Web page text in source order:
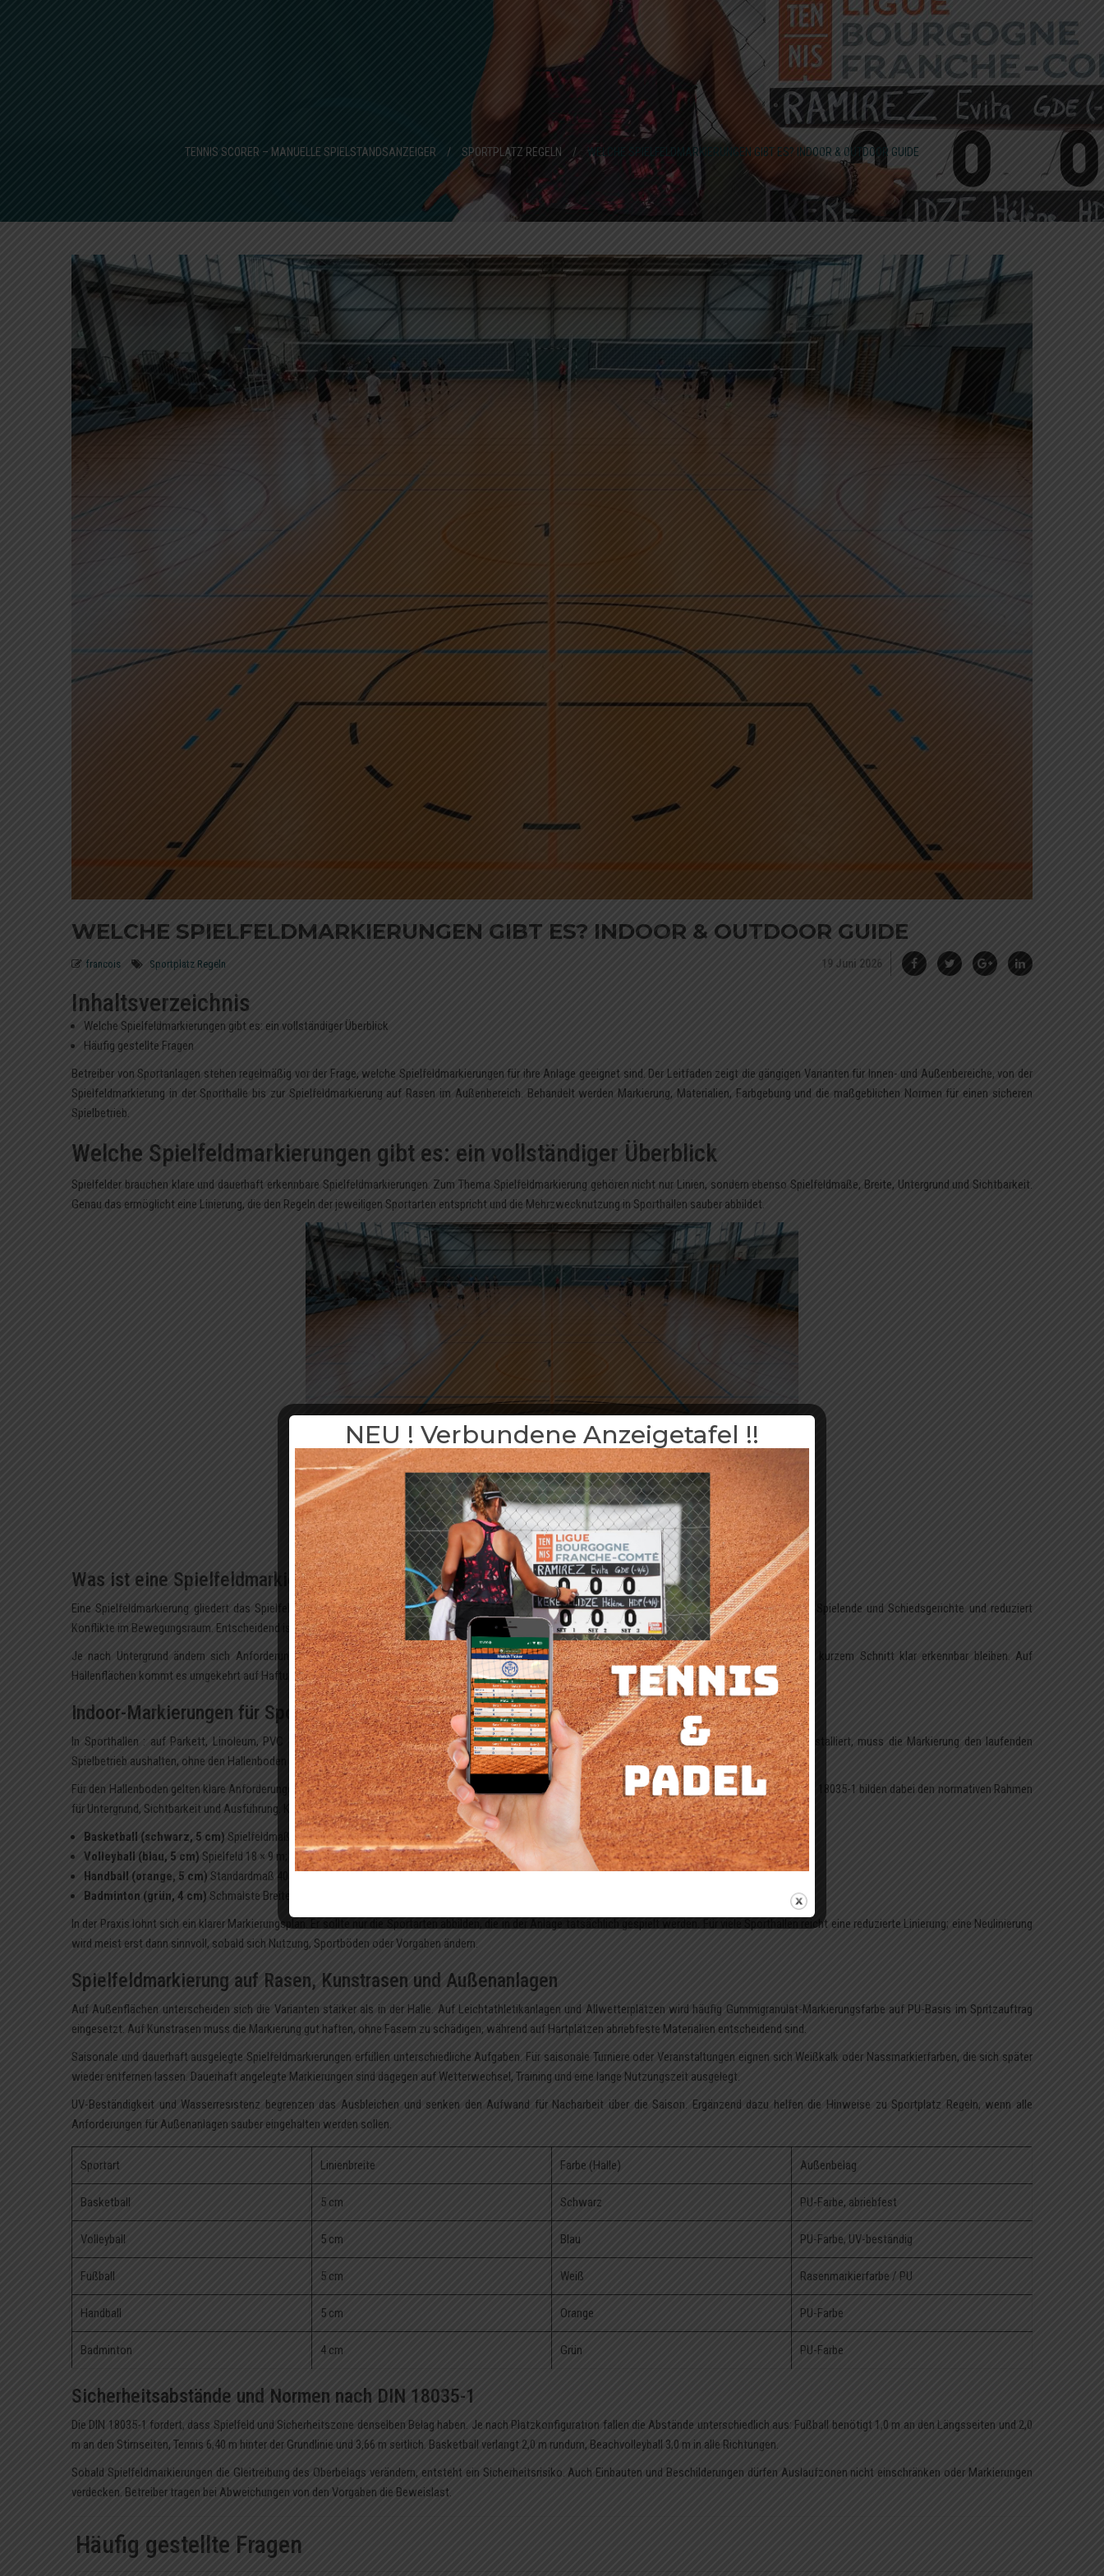
TENNIS SCORER – MANUELLE SPIELSTANDSANZEIGER / SPORTPLATZ REGELN / WELCHE SPIELFELDMARKIERUNGEN GIBT ES? INDOOR & OUTDOOR GUIDE
WELCHE SPIELFELDMARKIERUNGEN GIBT ES? INDOOR & OUTDOOR GUIDE
francois Sportplatz Regeln 19 Juni 2026
Inhaltsverzeichnis
Welche Spielfeldmarkierungen gibt es: ein vollständiger Überblick
Häufig gestellte Fragen
Betreiber von Sportanlagen stehen regelmäßig vor der Frage, welche Spielfeldmarkierungen für ihre Anlage geeignet sind. Der Leitfaden zeigt die gängigen Varianten für Innen- und Außenbereiche, von der
Spielfeldmarkierung in der Sporthalle bis zur Spielfeldmarkierung auf Rasen im Außenbereich. Behandelt werden Markierung, Materialien, Farbgebung und die maßgeblichen Normen für einen sicheren
Spielbetrieb.
Welche Spielfeldmarkierungen gibt es: ein vollständiger Überblick
Spielfelder brauchen klare und dauerhaft erkennbare Spielfeldmarkierungen. Zum Thema Spielfeldmarkierung gehören nicht nur Linien, sondern ebenso Spielfeldmaße, Breite, Untergrund und Sichtbarkeit.
Genau das ermöglicht eine Linierung, die den Regeln der jeweiligen Sportarten entspricht und die Mehrzwecknutzung in Sporthallen sauber abbildet.
Was ist eine Spielfeldmarkierung und welche Funktion hat sie?
Eine Spielfeldmarkierung gliedert das Spielfeld mit Linien, Kreisen und Punkten nach festen Vorgaben. Sie begrenzt Spielfelder, schafft Orientierung für Spielende und Schiedsgerichte und reduziert
Konflikte im Bewegungsraum. Entscheidend ist hier die Mittellinie, weil sie in vielen Sportarten das zentrale Bezugselement bildet.
Je nach Untergrund ändern sich Anforderungen und Materialien deutlich. Auf Rasen muss die Spielfeldmarkierung rasenverträglich sein und auch bei kurzem Schnitt klar erkennbar bleiben. Auf
Hallenflächen kommt es umgekehrt auf Haftung, Abriebfestigkeit und eine dauerhaft stabile Sichtbarkeit an.
Indoor-Markierungen für Sporthallen und Turnhallen
In Sporthallen : auf Parkett, Linoleum, PVC oder PUR-Belag : werden meist Zweikomponenten-Spezialfarben auf Polyuretanbasis eingesetzt. Einmal installiert, muss die Markierung den laufenden
Spielbetrieb aushalten, ohne den Hallenboden oder Sporthallenboden in seinen Eigenschaften zu verändern.
Für den Hallenboden gelten klare Anforderungen: trocken, staubfrei, fettfrei und ohne Rückstände von Wachs oder Pflegemitteln. Die DIN 18032-1 und die DIN 18035-1 bilden dabei den normativen Rahmen
für Untergrund, Sichtbarkeit und Ausführung. Konkret bedeutet das, dass Spielfeldmarkierungen weder rutschige noch stumpfe Zonen erzeugen dürfen.
Basketball (schwarz, 5 cm) Spielfeldmaße 28 × 15 m; Linienbreite 5 cm; Unterteilung in Backcourt und Frontcourt nach offiziellen Regeln.
Volleyball (blau, 5 cm) Spielfeld 18 × 9 m; Gesamtspielfläche mit Sicherheitszonen mindestens 25 × 15 m; Linienbreite 5 cm in Weiß oder Blau.
Handball (orange, 5 cm) Standardmaß 40 × 20 m; im professionellen Spielbetrieb auf Bundesliga-Ebene darf nur das Handballfeld sichtbar sein.
Badminton (grün, 4 cm) Schmalste Breite im Hallenbereich; eigene Farbgebung erleichtert die Mehrzwecknutzung in Sporthallen.
In der Praxis lohnt sich ein klarer Markierungsplan. Er sollte nur die Sportarten abbilden, die in der Anlage tatsächlich gespielt werden. Für viele Sporthallen reicht eine reduzierte Linierung; eine Neulinierung
wird meist erst dann sinnvoll, sobald sich Nutzung, Sportböden oder Vorgaben ändern.
Spielfeldmarkierung auf Rasen, Kunstrasen und Außenanlagen
Auf Außenflächen unterscheiden sich die Varianten stärker als in der Halle. Auf Leichtathletikanlagen und Allwetterplätzen wird häufig Gummigranulat-Markierungsfarbe auf PU-Basis im Spritzauftrag
eingesetzt. Auf Kunstrasen muss die Markierung gut haften, ohne Fasern zu schädigen, während auf Hartplätzen abriebfeste Materialien entscheidend sind.
Saisonale und dauerhaft ausgelegte Spielfeldmarkierungen erfüllen unterschiedliche Aufgaben. Für saisonale Turniere oder Veranstaltungen eignen sich Weißkalk oder Nassmarkierfarben, die sich später
wieder entfernen lassen. Dauerhaft angelegte Markierungen sind dagegen auf Wetterwechsel, Training und eine lange Nutzungszeit ausgelegt.
UV-Beständigkeit und Wasserresistenz begrenzen das Ausbleichen und senken den Aufwand für Nacharbeit über die Saison. Ergänzend dazu helfen die Hinweise zu Sportplatz Regeln, wenn alle
Anforderungen für Außenanlagen sauber eingehalten werden sollen.
Sportart Linienbreite Farbe (Halle) Außenbelag
Basketball 5 cm Schwarz PU-Farbe, abriebfest
Volleyball 5 cm Blau PU-Farbe, UV-beständig
Fußball 5 cm Weiß Rasenmarkierfarbe / PU
Handball 5 cm Orange PU-Farbe
Badminton 4 cm Grün PU-Farbe
Sicherheitsabstände und Normen nach DIN 18035-1
Die DIN 18035-1 fordert, dass Spielfeld und Sicherheitszone denselben Belag haben. Je nach Platzkonfiguration fallen die Abstände unterschiedlich aus: Fußball benötigt 1,0 m an den Längsseiten und 2,0
m an den Stirnseiten, Tennis 6,40 m hinter der Grundlinie und 3,66 m seitlich. Basketball verlangt 2,0 m rundum, Beachvolleyball 3,0 m in alle Richtungen.
Sobald Spielfeldmarkierungen die Gleitreibung des Oberbelags verändern, entsteht ein Sicherheitsrisiko. Auch Einbauten und Beschilderungen dürfen Auslaufzonen nicht einschränken oder Markierungen
verdecken. Betreiber tragen bei Abweichungen von den Vorgaben die Beweislast.
Häufig gestellte Fragen
NEU ! Verbundene Anzeigetafel !!